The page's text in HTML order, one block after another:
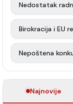
Nedostatak
Birokracija i EU
Nepoštena
Najnovije